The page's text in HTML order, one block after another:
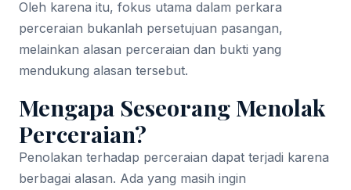
Oleh karena itu, fokus utama dalam perkara
perceraian bukanlah persetujuan pasangan,
melainkan alasan perceraian dan bukti yang
mendukung alasan tersebut.
Mengapa Seseorang Menolak
Perceraian?
Penolakan terhadap perceraian dapat terjadi karena
berbagai alasan. Ada yang masih ingin